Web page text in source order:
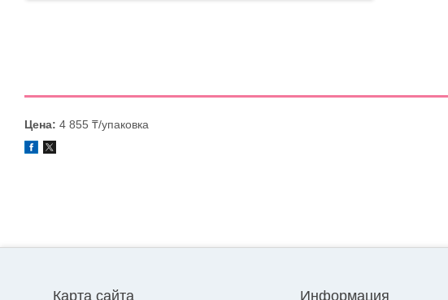
Цена: 4 855 ₸/упаковка
Карта сайта Информация